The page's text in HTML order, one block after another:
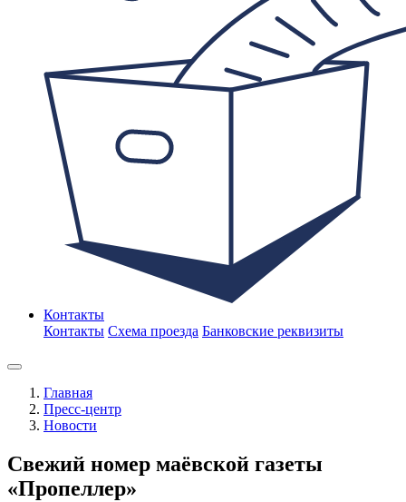
Контакты
Контакты Схема проезда Банковские реквизиты
Главная
Пресс-центр
Новости
Свежий номер маёвской газеты
«Пропеллер»